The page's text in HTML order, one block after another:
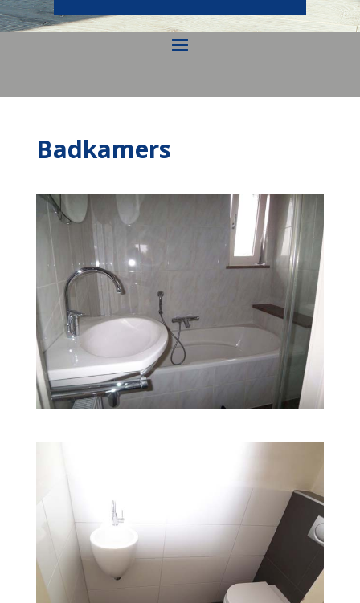
Badkamers